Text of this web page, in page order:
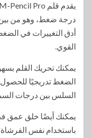
درجة ضغط، وهو من بين
أدق التغييرات في
القوي.
يمكنك تحريك القلم
الضغط تدريجيًا للحصول
السلس بين درجات
يمكنك أيضًا خلق عمق
باستخدام نفس